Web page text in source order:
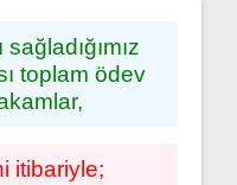
toplam ödev
itibariyle;